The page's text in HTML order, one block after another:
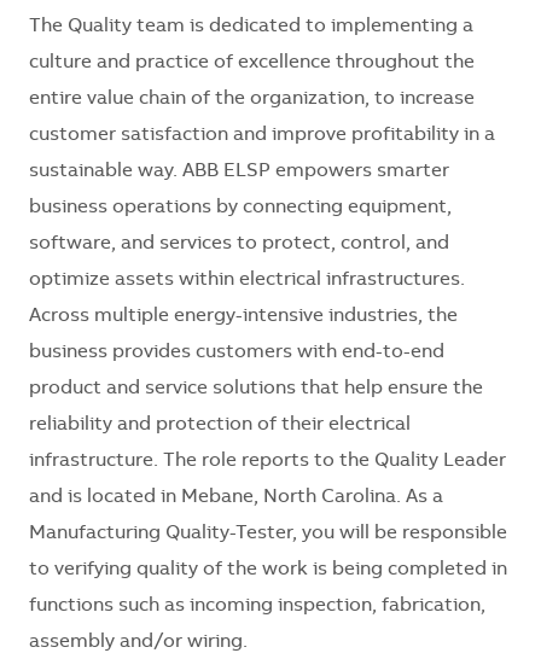
The Quality team is dedicated to implementing a
culture and practice of excellence throughout the
entire value chain of the organization, to increase
customer satisfaction and improve profitability in a
sustainable way. ABB ELSP empowers smarter
business operations by connecting equipment,
software, and services to protect, control, and
optimize assets within electrical infrastructures.
Across multiple energy-intensive industries, the
business provides customers with end-to-end
product and service solutions that help ensure the
reliability and protection of their electrical
infrastructure. The role reports to the Quality Leader
and is located in Mebane, North Carolina. As a
Manufacturing Quality-Tester, you will be responsible
to verifying quality of the work is being completed in
functions such as incoming inspection, fabrication,
assembly and/or wiring.